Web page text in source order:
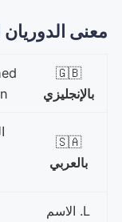
معنى الدوريان
🇬🇧
بالإنجليزي
🇸🇦
بالعربي
L. الاسم